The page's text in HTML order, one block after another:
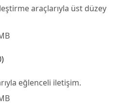
araçlarıyla üst düzey
eğlenceli iletişim.